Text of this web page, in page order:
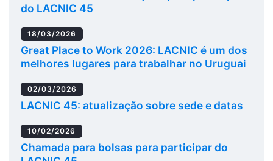
do LACNIC 45
18/03/2026
Great Place to Work 2026: LACNIC é um dos
melhores lugares para trabalhar no Uruguai
02/03/2026
LACNIC 45: atualização sobre sede e datas
10/02/2026
Chamada para bolsas para participar do